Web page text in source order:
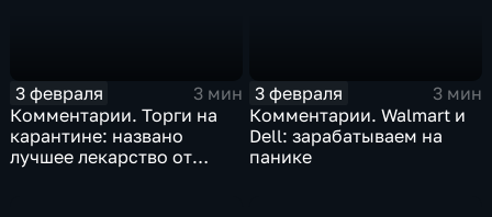
3 февраля
3 мин
Комментарии. Торги на
карантине: названо
лучшее лекарство от
3 февраля
3 мин
Комментарии. Walmart и
Dell: зарабатываем на
панике